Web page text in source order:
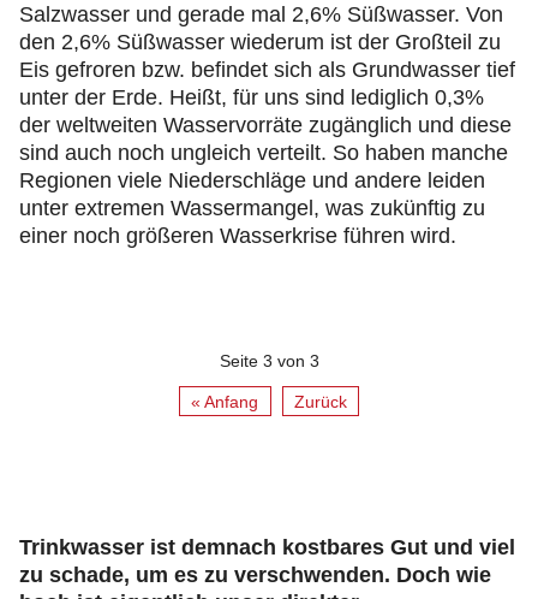
Salzwasser und gerade mal 2,6% Süßwasser. Von
den 2,6% Süßwasser wiederum ist der Großteil zu
Eis gefroren bzw. befindet sich als Grundwasser tief
unter der Erde. Heißt, für uns sind lediglich 0,3%
der weltweiten Wasservorräte zugänglich und diese
sind auch noch ungleich verteilt. So haben manche
Regionen viele Niederschläge und andere leiden
unter extremen Wassermangel, was zukünftig zu
einer noch größeren Wasserkrise führen wird.
Seite 3 von 3
« Anfang Zurück
Trinkwasser ist demnach kostbares Gut und viel
zu schade, um es zu verschwenden. Doch wie